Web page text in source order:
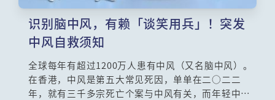
识别脑中风，有赖「谈笑用兵」！突发
中风自救须知
全球每年有超过1200万人患有中风（又名脑中风）。
在香港，中风是第五大常见死因，单单在二○二二
年，就有三千多宗死亡个案与中风有关，而年轻中风